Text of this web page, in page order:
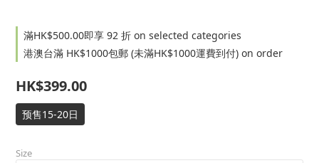
滿HK$500.00即享 92 折 on selected categories
港澳台滿 HK$1000包郵 (未滿HK$1000運費到付) on order
HK$399.00
预售15-20日
Size